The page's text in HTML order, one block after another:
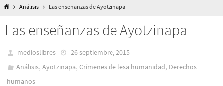
InicioAnálisis Las enseñanzas de Ayotzinapa
Las enseñanzas de Ayotzinapa
medioslibres
26 septiembre, 2015
Análisis,Ayotzinapa,Crímenes de lesa humanidad, Derechos
humanos